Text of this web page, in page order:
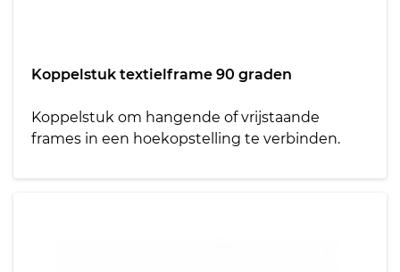
Koppelstuk textielframe 90 graden
Koppelstuk om hangende of vrijstaande
frames in een hoekopstelling te verbinden.